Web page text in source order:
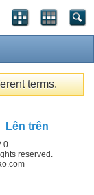
terms.
Lên trên
reserved.